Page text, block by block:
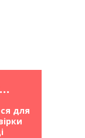
РЕЄСТРАЦІЯ
для